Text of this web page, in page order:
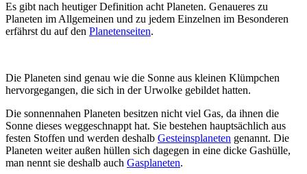
Es gibt nach heutiger Definition acht Planeten. Genaueres zu
Planeten im Allgemeinen und zu jedem Einzelnen im Besonderen
erfährst du auf den Planetenseiten.
Die Planeten sind genau wie die Sonne aus kleinen Klümpchen
hervorgegangen, die sich in der Urwolke gebildet hatten.
Die sonnennahen Planeten besitzen nicht viel Gas, da ihnen die
Sonne dieses weggeschnappt hat. Sie bestehen hauptsächlich aus
festen Stoffen und werden deshalb Gesteinsplaneten genannt. Die
Planeten weiter außen hüllen sich dagegen in eine dicke Gashülle,
man nennt sie deshalb auch Gasplaneten.